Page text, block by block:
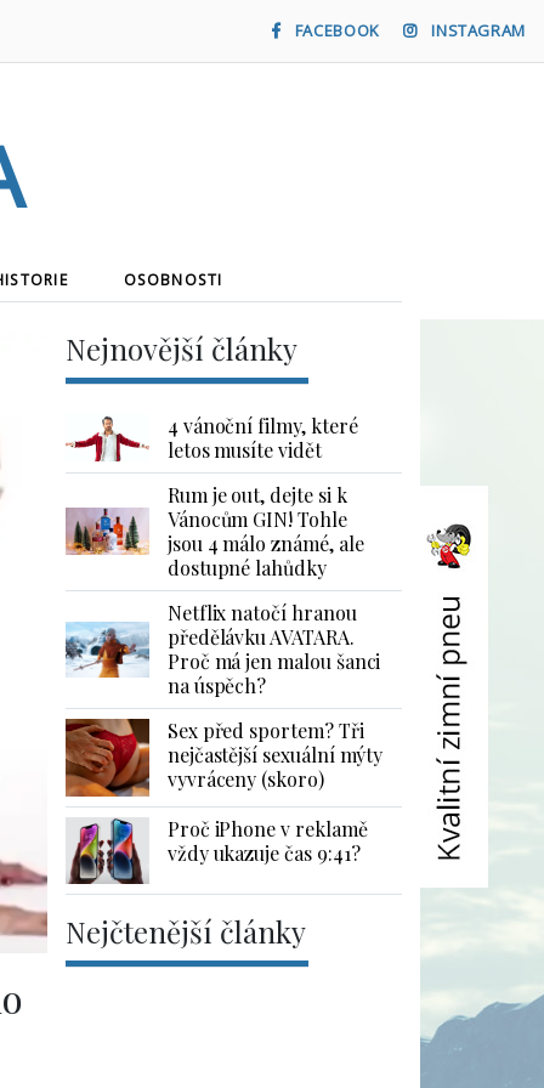
FACEBOOK INSTAGRAM
OSOBNOSTI
Nejnovější články
4 vánoční filmy, které
letos musíte vidět
Rum je out, dejte si k
Vánocům GIN! Tohle
jsou 4 málo známé, ale
dostupné lahůdky
Netflix natočí hranou
předělávku AVATARA.
Proč má jen malou šanci
na úspěch?
Sex před sportem? Tři
nejčastější sexuální mýty
vyvráceny (skoro)
Proč iPhone v reklamě
vždy ukazuje čas 9:41?
Nejčtenější články